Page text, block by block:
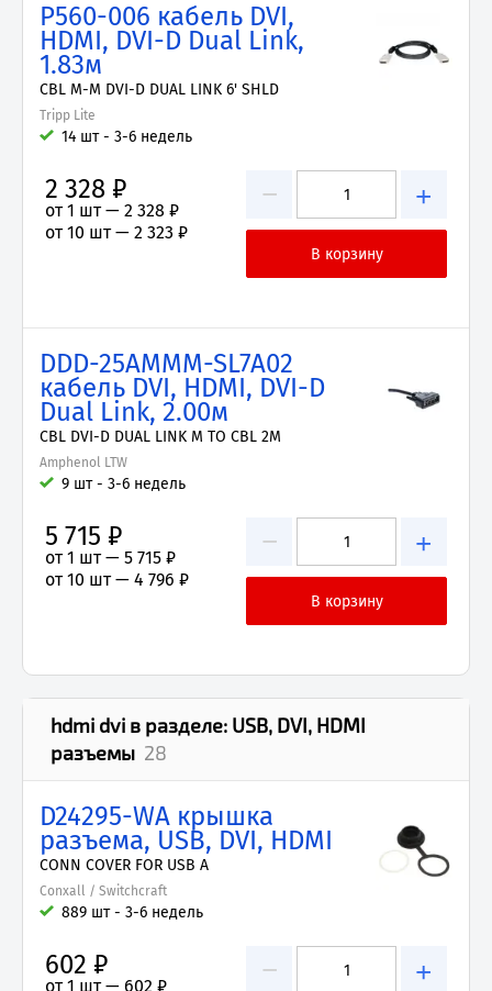
P560-006 кабель DVI,
HDMI, DVI-D Dual Link,
1.83м
CBL M-M DVI-D DUAL LINK 6' SHLD
Tripp Lite
14 шт - 3-6 недель
− +
2 328 ₽
от 1 шт — 2 328 ₽
от 10 шт — 2 323 ₽
DDD-25AMMM-SL7A02
кабель DVI, HDMI, DVI-D
Dual Link, 2.00м
CBL DVI-D DUAL LINK M TO CBL 2M
Amphenol LTW
9 шт - 3-6 недель
− +
5 715 ₽
от 1 шт — 5 715 ₽
от 10 шт — 4 796 ₽
hdmi dvi в разделе: USB, DVI, HDMI
разъемы 28
D24295-WA крышка
разъема, USB, DVI, HDMI
CONN COVER FOR USB A
Conxall / Switchcraft
889 шт - 3-6 недель
− +
602 ₽
от 1 шт — 602 ₽